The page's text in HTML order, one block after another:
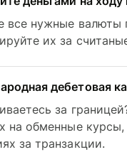
все нужные валюты
их за
дебетовая
за
на обменные
за транзакции.